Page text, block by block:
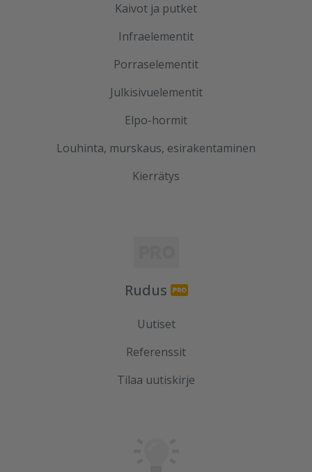
Kaivot ja putket
Infraelementit
Porraselementit
Julkisivuelementit
Elpo-hormit
Louhinta, murskaus, esirakentaminen
Kierrätys
Rudus
Uutiset
Referenssit
Tilaa uutiskirje